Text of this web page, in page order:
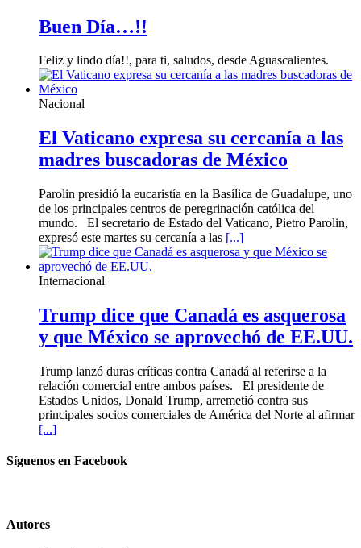
Buen Día…!!
Feliz y lindo día!!, para ti, saludos, desde Aguascalientes.
Nacional
El Vaticano expresa su cercanía a las
madres buscadoras de México
Parolin presidió la eucaristía en la Basílica de Guadalupe, uno
de los principales centros de peregrinación católica del
mundo. El secretario de Estado del Vaticano, Pietro Parolin,
expresó este martes su cercanía a las [...]
Internacional
Trump dice que Canadá es asquerosa
y que México se aprovechó de EE.UU.
Trump lanzó duras críticas contra Canadá al referirse a la
relación comercial entre ambos países. El presidente de
Estados Unidos, Donald Trump, arremetió contra sus
principales socios comerciales de América del Norte al afirmar
[...]
Síguenos en Facebook
Autores